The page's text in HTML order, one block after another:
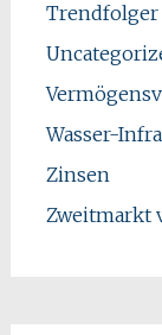
Trendfolger
Wasser-
Zinsen
Zweitmarkt